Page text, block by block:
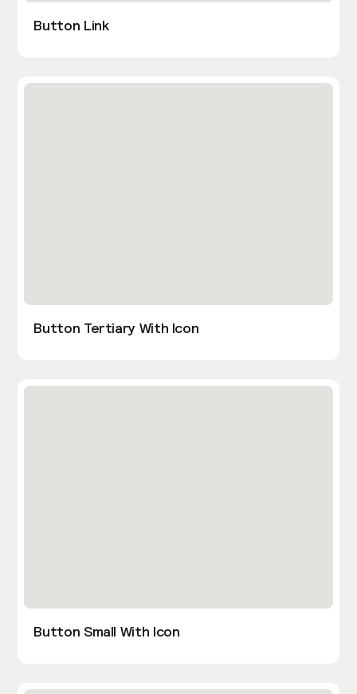
Button Link
Button Tertiary With Icon
Button Small With Icon